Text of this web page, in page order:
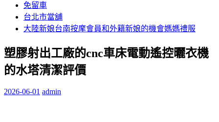
免留車
台北市當舖
大陸新娘台南按摩會員和外籍新娘的機會媽媽禮服
塑膠射出工廠的cnc車床電動遙控曬衣機
的水塔清潔評價
2026-06-01 admin